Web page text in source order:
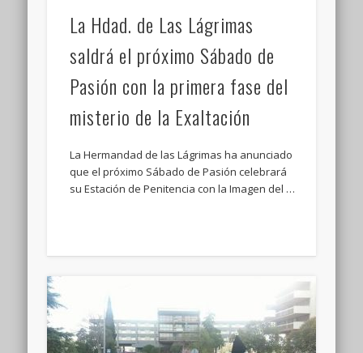
La Hdad. de Las Lágrimas
saldrá el próximo Sábado de
Pasión con la primera fase del
misterio de la Exaltación
La Hermandad de las Lágrimas ha anunciado
que el próximo Sábado de Pasión celebrará
su Estación de Penitencia con la Imagen del …